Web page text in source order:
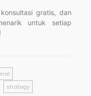
gratis, dan
untuk setiap
strategy